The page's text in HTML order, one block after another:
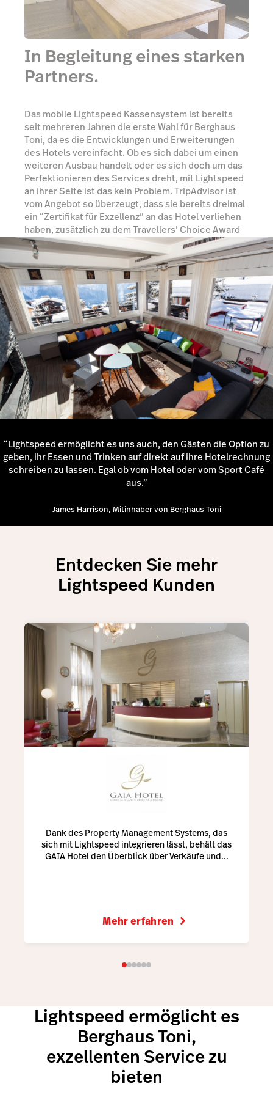
In Begleitung eines starken
Partners.
Das mobile Lightspeed Kassensystem ist bereits
seit mehreren Jahren die erste Wahl für Berghaus
Toni, da es die Entwicklungen und Erweiterungen
des Hotels vereinfacht. Ob es sich dabei um einen
weiteren Ausbau handelt oder es sich doch um das
Perfektionieren des Services dreht, mit Lightspeed
an ihrer Seite ist das kein Problem. TripAdvisor ist
vom Angebot so überzeugt, dass sie bereits dreimal
ein “Zertifikat für Exzellenz” an das Hotel verliehen
haben, zusätzlich zu dem Travellers’ Choice Award
im Jahr 2017.
Mehr erfahren
“Lightspeed ermöglicht es uns auch, den Gästen die Option zu
geben, ihr Essen und Trinken auf direkt auf ihre Hotelrechnung
schreiben zu lassen. Egal ob vom Hotel oder vom Sport Café
aus.”
James Harrison, Mitinhaber von Berghaus Toni
Entdecken Sie mehr
Lightspeed Kunden
Dank des Property Management Systems, das
sich mit Lightspeed integrieren lässt, behält das
GAIA Hotel den Überblick über Verkäufe und...
Mehr erfahren
Lightspeed ermöglicht es
Berghaus Toni,
exzellenten Service zu
bieten